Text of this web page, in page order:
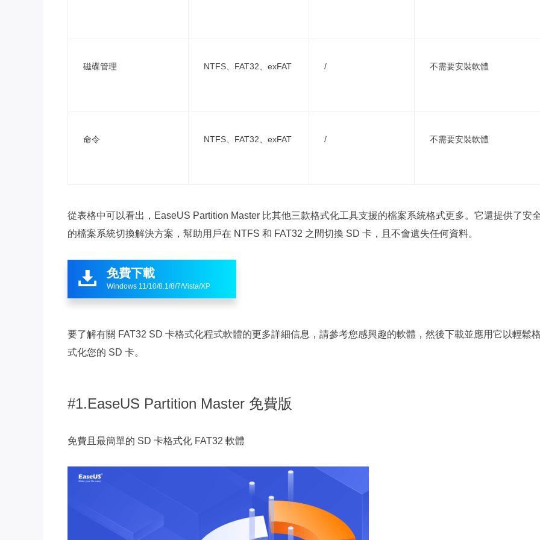
磁碟管理 NTFS、FAT32、exFAT / 不需要安裝軟體
命令 NTFS、FAT32、exFAT / 不需要安裝軟體
從表格中可以看出，EaseUS Partition Master 比其他三款格式化工具支援的檔案系統格式更多。它還提供了安
的檔案系統切換解決方案，幫助用戶在 NTFS 和 FAT32 之間切換 SD 卡，且不會遺失任何資料。
 免費下載
Windows 11/10/8.1/8/7/Vista/XP
要了解有關 FAT32 SD 卡格式化程式軟體的更多詳細信息，請參考您感興趣的軟體，然後下載並應用它以輕鬆
式化您的 SD 卡。
#1.EaseUS Partition Master 免費版
免費且最簡單的 SD 卡格式化 FAT32 軟體